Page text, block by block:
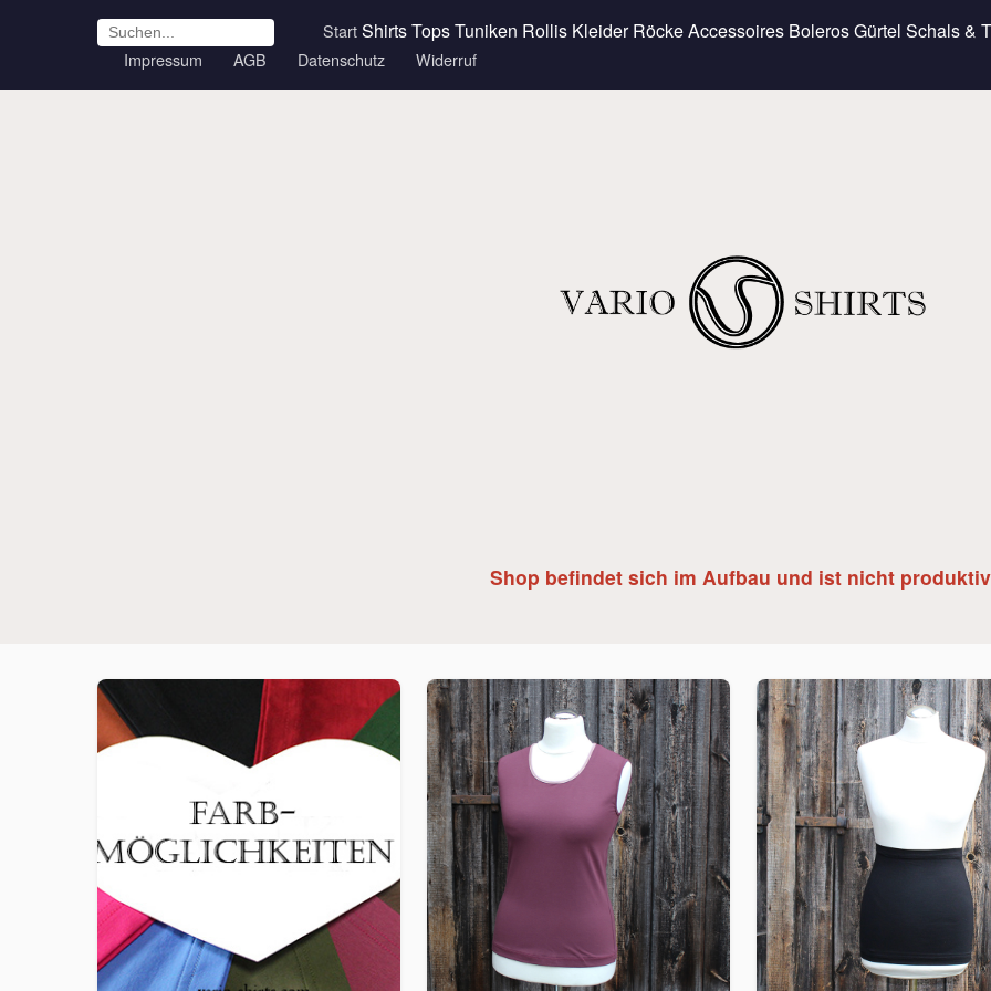
StartShirtsTopsTuniken Rollis Kleider RöckeAccessoires BolerosGürtel Schals &
Impressum AGB Datenschutz Widerruf
Shop befindet sich im Aufbau und ist nicht